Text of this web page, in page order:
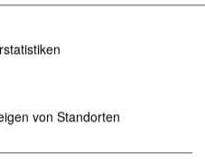
Kindertagesstätte
von Standorten